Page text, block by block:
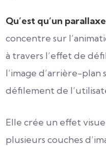
Qu’est qu’un
concentre sur
à travers l’effet de
l’image d’arrière-
défilement de
Elle crée un effet
plusieurs couches